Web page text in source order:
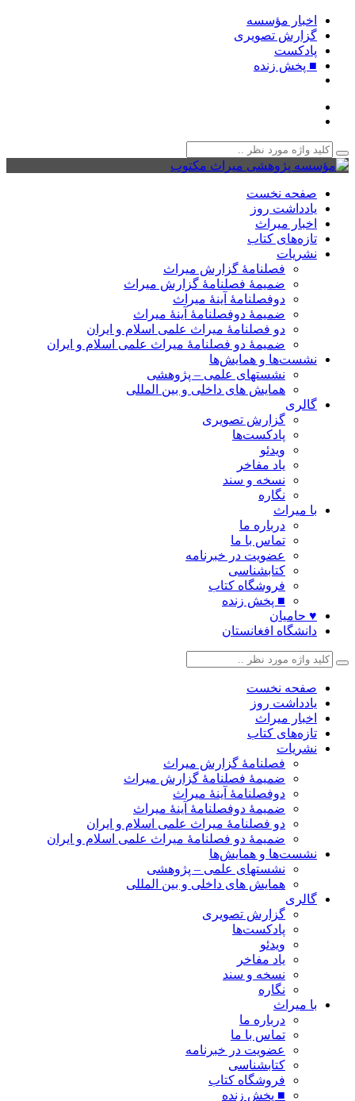
اخبار مؤسسه
گزارش تصویری
پادکست‌
■ پخش زنده
صفحه نخست
یادداشت روز
اخبار میراث
تازه‌های کتاب
نشریات
فصلنامۀ گزارش میراث
ضمیمۀ فصلنامۀ گزارش میراث
دوفصلنامۀ آینۀ میراث
ضمیمۀ دوفصلنامۀ آینۀ میراث
دو فصلنامۀ میراث علمی اسلام و ایران
ضمیمۀ دو فصلنامۀ میراث علمی اسلام و ایران
نشست‌ها و همایش‌ها
نشستهای علمی – پژوهشی
همایش های داخلی و بین المللی
گالری
گزارش تصویری
پادکست‌ها
ویدئو
یاد مفاخر
نسخه و سند
نگاره
با میراث
درباره ما
تماس با ما
عضویت در خبرنامه
کتابشناسی
فروشگاه کتاب
■ پخش زنده
♥ حامیان
دانشگاه افغانستان
صفحه نخست
یادداشت روز
اخبار میراث
تازه‌های کتاب
نشریات
فصلنامۀ گزارش میراث
ضمیمۀ فصلنامۀ گزارش میراث
دوفصلنامۀ آینۀ میراث
ضمیمۀ دوفصلنامۀ آینۀ میراث
دو فصلنامۀ میراث علمی اسلام و ایران
ضمیمۀ دو فصلنامۀ میراث علمی اسلام و ایران
نشست‌ها و همایش‌ها
نشستهای علمی – پژوهشی
همایش های داخلی و بین المللی
گالری
گزارش تصویری
پادکست‌ها
ویدئو
یاد مفاخر
نسخه و سند
نگاره
با میراث
درباره ما
تماس با ما
عضویت در خبرنامه
کتابشناسی
فروشگاه کتاب
■ پخش زنده